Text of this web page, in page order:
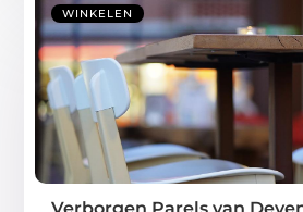
WINKELEN